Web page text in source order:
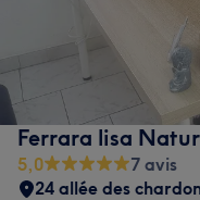
Ferrara lisa
5,0
7 avis
24 allée des